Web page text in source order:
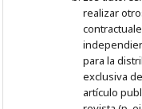
realizar
para la
exclusiva
artículo